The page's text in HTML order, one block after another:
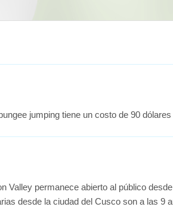
jumping tiene un costo de 90
Valley permanece abierto al público
desde la ciudad del Cusco son a las 9